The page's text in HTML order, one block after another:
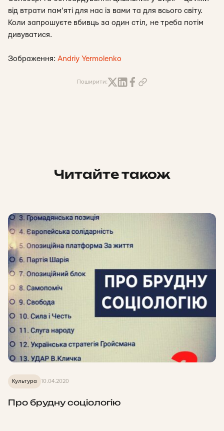
від втрати пам’яті для нас із вами та для всього світу.
Коли запрошуєте вбивць за один стіл, не треба потім
дивуватися.
Зображення: Andriy Yermolenko
Поширити:
Читайте також
Культура 10.04.2020
Про брудну соціологію